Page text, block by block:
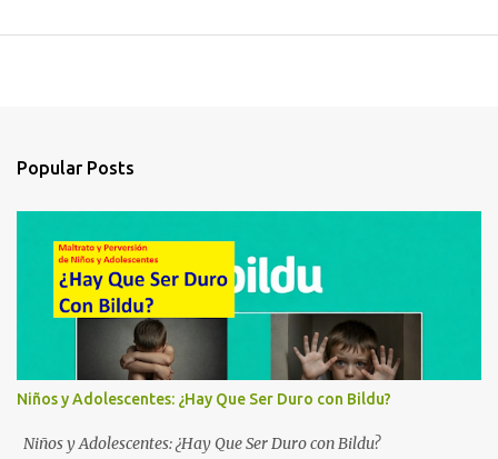
Popular Posts
Niños y Adolescentes: ¿Hay Que Ser Duro con Bildu?
Niños y Adolescentes: ¿Hay Que Ser Duro con Bildu?